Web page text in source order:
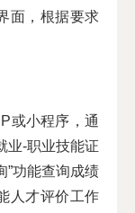
面，根据要求
或小程序，通
业-职业技能证
”功能查询成绩
人才评价工作